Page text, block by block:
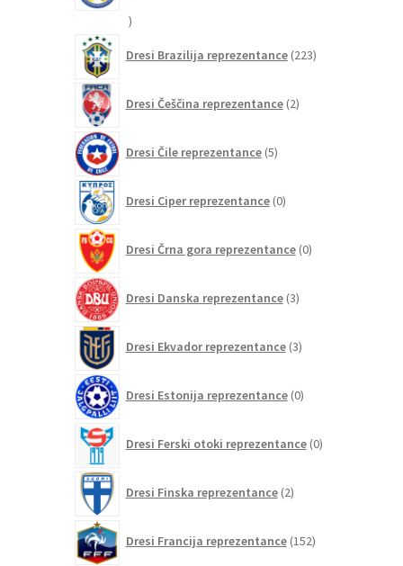
20
Dresi Brazilija reprezentance 223izdelkov
Dresi Češčina reprezentance 2izdelka
Dresi Čile reprezentance 5izdelkov
Dresi Ciper reprezentance 0izdelkov
Dresi Črna gora reprezentance 0izdelkov
Dresi Danska reprezentance 3izdelki
Dresi Ekvador reprezentance 3izdelki
Dresi Estonija reprezentance 0izdelkov
Dresi Ferski otoki reprezentance 0izdelkov
Dresi Finska reprezentance 2izdelka
Dresi Francija reprezentance 152izdelkov